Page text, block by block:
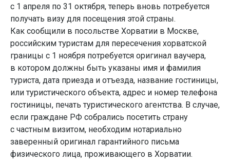
с 1 апреля по 31 октября, теперь вновь потребуется
получать визу для посещения этой страны.
Как сообщили в посольстве Хорватии в Москве,
российским туристам для пересечения хорватской
границы с 1 ноября потребуется оригинал ваучера,
в котором должны быть указаны имя и фамилия
туриста, дата приезда и отъезда, название гостиницы,
или туристического объекта, адрес и номер телефона
гостиницы, печать туристического агентства. В случае,
если граждане РФ собрались посетить страну
с частным визитом, необходим нотариально
заверенный оригинал гарантийного письма
физического лица, проживающего в Хорватии.